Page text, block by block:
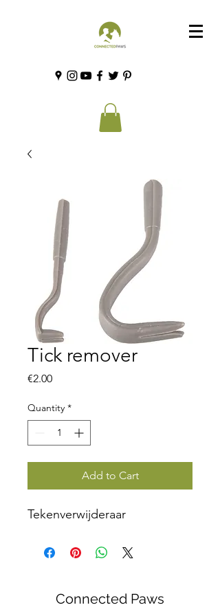
Tick remover
€2.00Price
Quantity *
Add to Cart
Tekenverwijderaar
Connected Paws